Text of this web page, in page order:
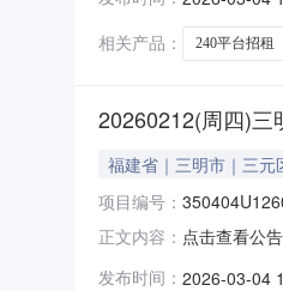
相关产品：
240平台招租
20260212(周四)三
福建省｜三明市｜三元
项目编号：
正文内容： 点击查看公
发布时间： 2026-03-04